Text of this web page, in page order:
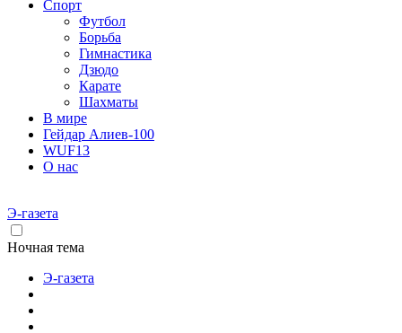
Спорт
Футбол
Борьба
Гимнастика
Дзюдо
Карате
Шахматы
В мире
Гейдар Алиев-100
WUF13
О нас
Э-газета
Ночная тема
Э-газета